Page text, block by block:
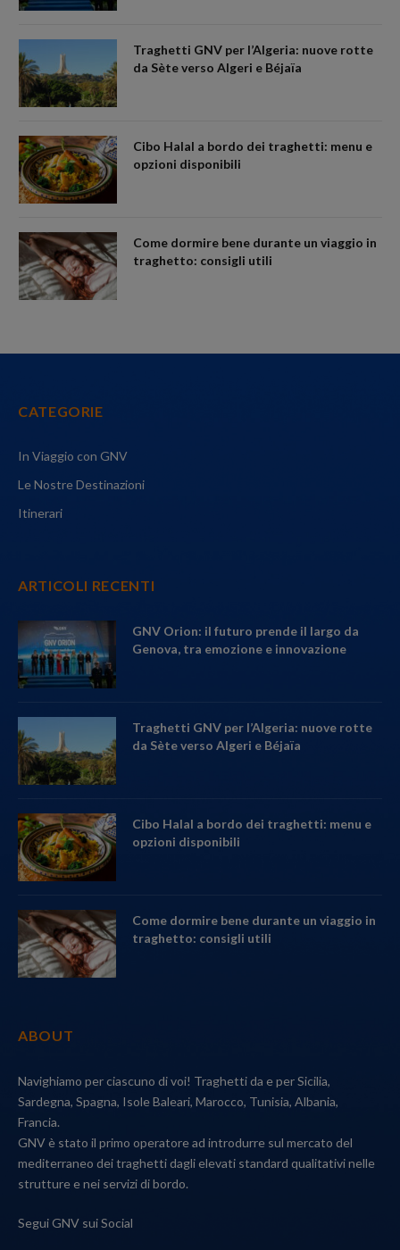
Traghetti GNV per l’Algeria: nuove rotte
da Sète verso Algeri e Béjaïa
Cibo Halal a bordo dei traghetti: menu e
opzioni disponibili
Come dormire bene durante un viaggio in
traghetto: consigli utili
CATEGORIE
In Viaggio con GNV
Le Nostre Destinazioni
Itinerari
ARTICOLI RECENTI
GNV Orion: il futuro prende il largo da
Genova, tra emozione e innovazione
Traghetti GNV per l’Algeria: nuove rotte
da Sète verso Algeri e Béjaïa
Cibo Halal a bordo dei traghetti: menu e
opzioni disponibili
Come dormire bene durante un viaggio in
traghetto: consigli utili
ABOUT
Navighiamo per ciascuno di voi! Traghetti da e per Sicilia,
Sardegna, Spagna, Isole Baleari, Marocco, Tunisia, Albania,
Francia.
GNV è stato il primo operatore ad introdurre sul mercato del
mediterraneo dei traghetti dagli elevati standard qualitativi nelle
strutture e nei servizi di bordo.
Segui GNV sui Social